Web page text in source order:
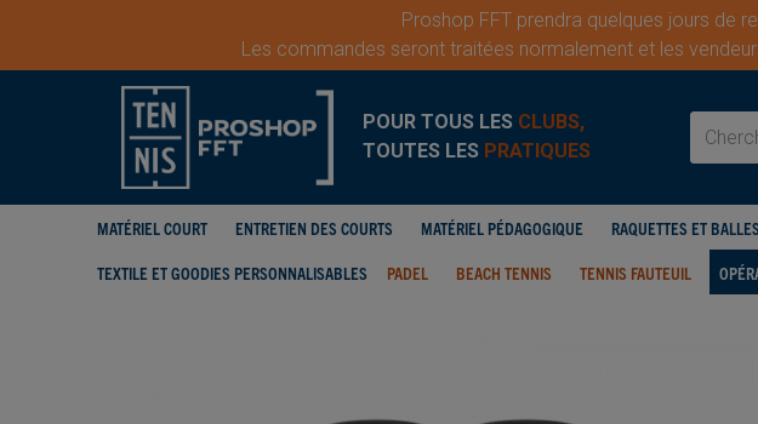
Proshop FFT prendra quelques jours de
Les commandes seront traitées normalement et les
POUR TOUS LES CLUBS,
TOUTES LES PRATIQUES
MATÉRIEL COURT ENTRETIEN DES COURTS MATÉRIEL PÉDAGOGIQUE RAQUETTES ET BALLES
TEXTILE ET GOODIES PERSONNALISABLES PADEL BEACH TENNIS TENNIS FAUTEUIL